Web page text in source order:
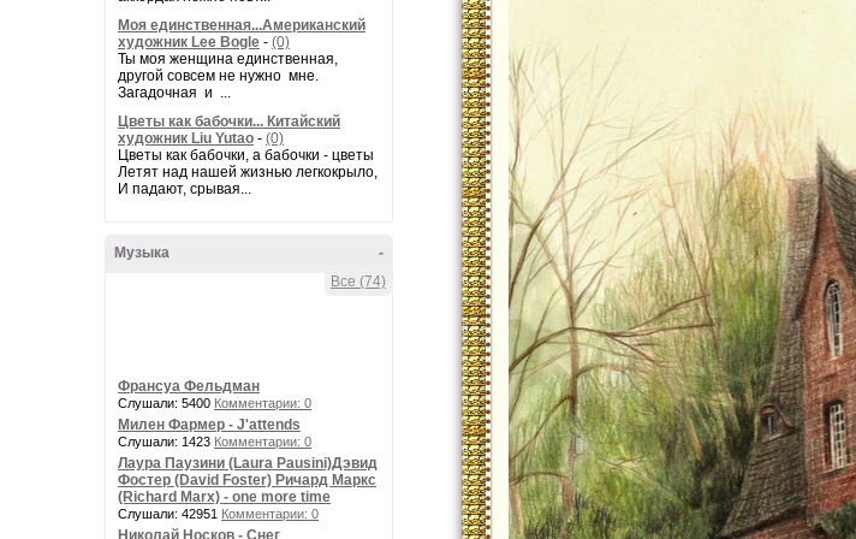
Моя единственная...Американский
художник Lee Bogle - (0)
Ты моя женщина единственная,
другой совсем не нужно мне.
Загадочная и ...
Цветы как бабочки... Китайский
художник Liu Yutao - (0)
Цветы как бабочки, а бабочки - цветы
Летят над нашей жизнью легкокрыло,
И падают, срывая...
-
Музыка
Все (74)
Франсуа Фельдман
Слушали: 5400 Комментарии: 0
Милен Фармер - J'attends
Слушали: 1423 Комментарии: 0
Лаура Паузини (Laura Pausini)Дэвид
Фостер (David Foster) Ричард Маркс
(Richard Marx) - one more time
Слушали: 42951 Комментарии: 0
Николай Носков - Снег